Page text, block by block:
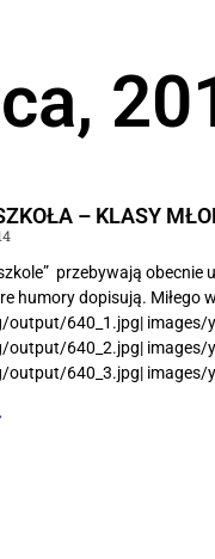
– KLASY
przebywają obecnie
humory dopisują. Miłego
output/640_1.jpg|
output/640_2.jpg|
output/640_3.jpg| images/